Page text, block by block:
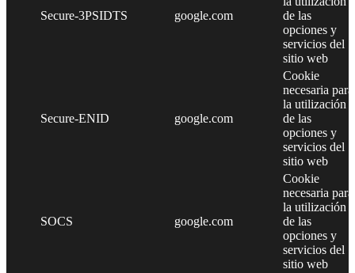
Secure-3PSIDTS google.com
de las
opciones y
servicios del
sitio web
Secure-ENID google.com
Cookie
necesaria para
la utilización
de las
opciones y
servicios del
sitio web
SOCS google.com
Cookie
necesaria para
la utilización
de las
opciones y
servicios del
sitio web